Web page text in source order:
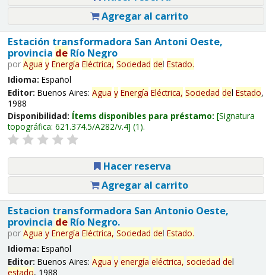
Agregar al carrito
Estación transformadora San Antoni Oeste,
provincia deRío Negro
por Agua y Energía Eléctrica, Sociedad del Estado.
Idioma: Español
Editor: Buenos Aires: Agua y Energía Eléctrica, Sociedad del Estado,
1988
Disponibilidad: Ítems disponibles para préstamo: Signatura
topográfica: 621.374.5/A282/v.4 (1).
Hacer reserva
Agregar al carrito
Estacion transformadora San Antonio Oeste,
provincia deRío Negro.
por Agua y Energía Eléctrica, Sociedad del Estado.
Idioma: Español
Editor: Buenos Aires: Agua y energía eléctrica, sociedad del
estado, 1988